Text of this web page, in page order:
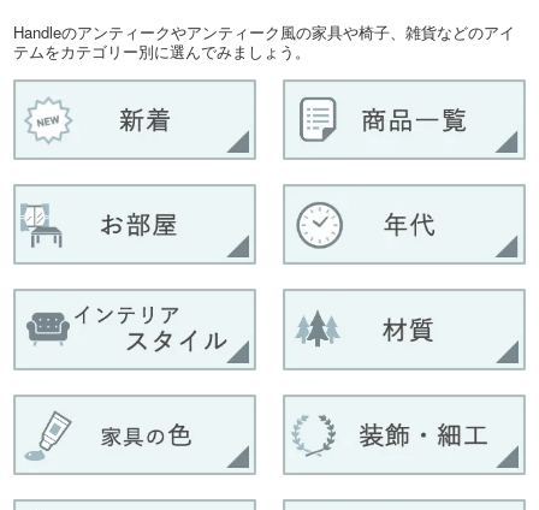
Handleのアンティークやアンティーク風の家具や椅子、雑貨などのアイ
テムをカテゴリー別に選んでみましょう。